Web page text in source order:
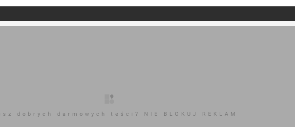
dobrych darmowych teści? NIE BLOKUJ REKLAM